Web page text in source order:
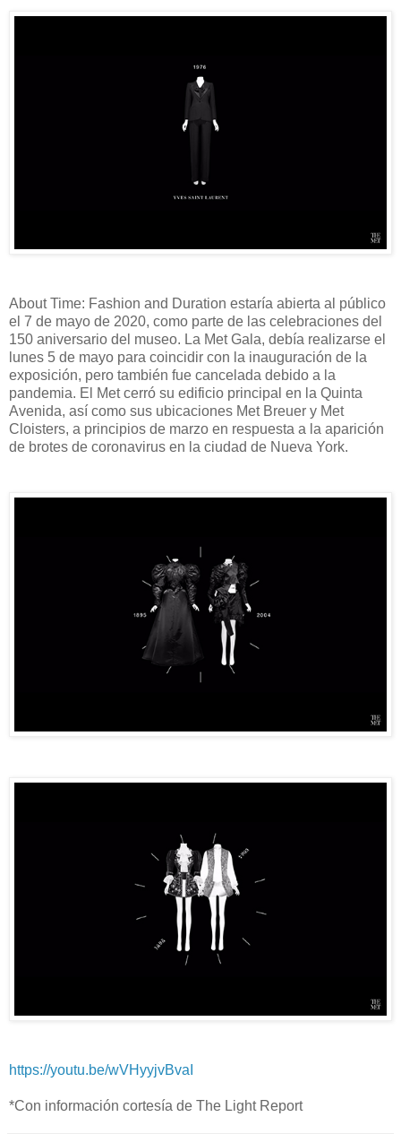
About Time: Fashion and Duration estaría abierta al público
el 7 de mayo de 2020, como parte de las celebraciones del
150 aniversario del museo. La Met Gala, debía realizarse el
lunes 5 de mayo para coincidir con la inauguración de la
exposición, pero también fue cancelada debido a la
pandemia. El Met cerró su edificio principal en la Quinta
Avenida, así como sus ubicaciones Met Breuer y Met
Cloisters, a principios de marzo en respuesta a la aparición
de brotes de coronavirus en la ciudad de Nueva York.
https://youtu.be/wVHyyjvBvaI
*Con información cortesía de The Light Report